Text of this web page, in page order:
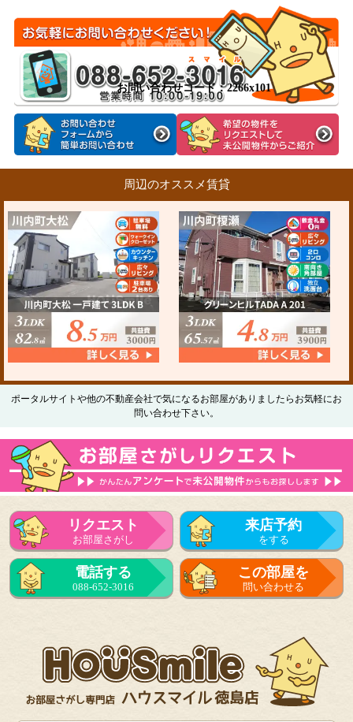
お問い合わせコード：2266x101
周辺のオススメ賃貸
ポータルサイトや他の不動産会社で気になるお部屋がありましたらお気軽にお
問い合わせ下さい。
リクエスト
お部屋さがし
来店予約
をする
電話する
088-652-3016
この部屋を
問い合わせる